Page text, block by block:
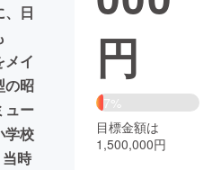
性化
Good
CAMPFIRE Creation
税 machi-ya コミュニティ
日
メイ
の昭
ュー
学校
時
円
7%
目標金額は
1,500,000円